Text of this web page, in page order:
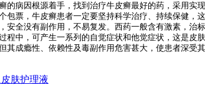
病因根源着手，找到治疗牛皮癣最好的药，采用实
票，牛皮癣患者一定要坚持科学治疗、持续保健，
全没有副作用，不易复发。西药一般含有激素，治
中，可产生一系列的自觉症状和他觉症状，这是皮
成瘾性、依赖性及毒副作用危害甚大，使患者深受
肤护理液